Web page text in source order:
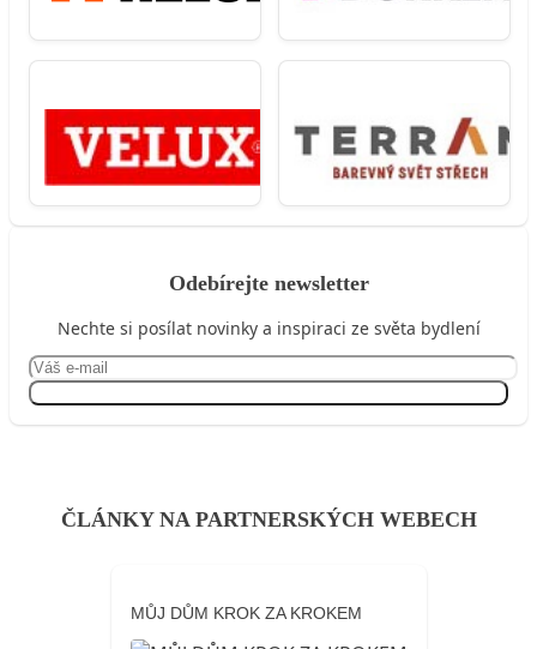
Odebírejte newsletter
Nechte si posílat novinky a inspiraci ze světa bydlení
ČLÁNKY NA PARTNERSKÝCH WEBECH
MŮJ DŮM KROK ZA KROKEM